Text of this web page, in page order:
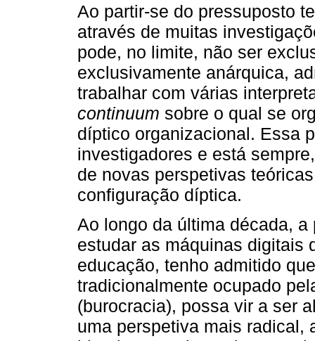
Ao partir-se do pressuposto
através de muitas
pode, no limite, não ser
exclusivamente anárquica,
trabalhar com várias
continuum sobre o qual se
díptico organizacional. Essa
investigadores e está
de novas perspetivas
configuração díptica.
Ao longo da última década,
estudar as máquinas digitais
educação, tenho admitido
tradicionalmente ocupado
(burocracia), possa vir a ser
uma perspetiva mais radical,